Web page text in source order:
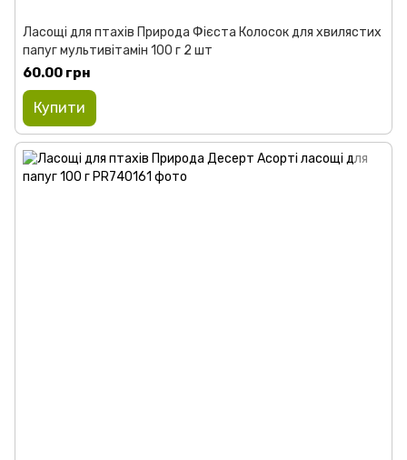
Ласощі для птахів Природа Фієста Колосок для хвилястих
папуг мультивітамін 100 г 2 шт
60.00 грн
Купити